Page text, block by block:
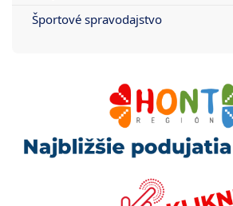
Športové spravodajstvo